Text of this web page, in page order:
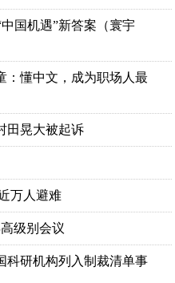
国机遇”新答案（寰宇
：懂中文，成为职场人最
田晃大被起诉
万人避难
级别会议
科研机构列入制裁清单事